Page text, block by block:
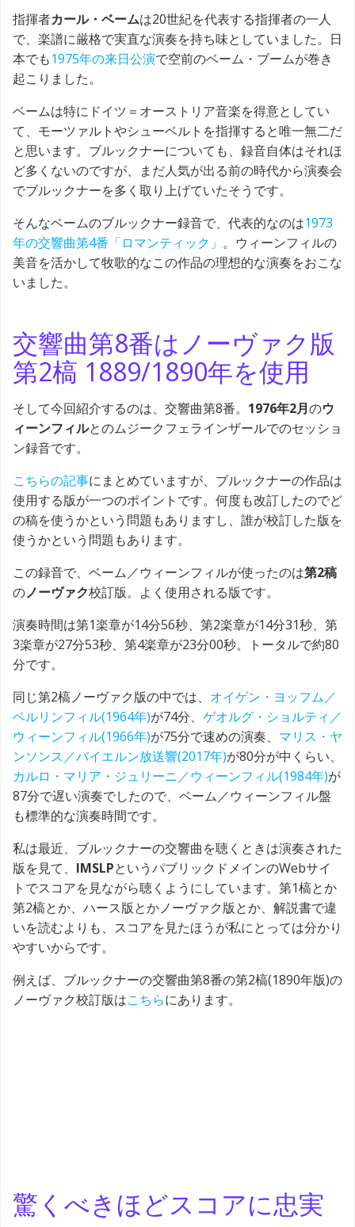
指揮者カール・ベームは20世紀を代表する指揮者の一人
で、楽譜に厳格で実直な演奏を持ち味としていました。日
本でも1975年の来日公演で空前のベーム・ブームが巻き
起こりました。
ベームは特にドイツ＝オーストリア音楽を得意としてい
て、モーツァルトやシューベルトを指揮すると唯一無二だ
と思います。ブルックナーについても、録音自体はそれほ
ど多くないのですが、まだ人気が出る前の時代から演奏会
でブルックナーを多く取り上げていたそうです。
そんなベームのブルックナー録音で、代表的なのは1973
年の交響曲第4番「ロマンティック」 。ウィーンフィルの
美音を活かして牧歌的なこの作品の理想的な演奏をおこな
いました。
交響曲第8番はノーヴァク版
第2槁 1889/1890年を使用
そして今回紹介するのは、交響曲第8番。 1976年2月のウ
ィーンフィルとのムジークフェラインザールでのセッショ
ン録音です。
こちらの記事にまとめていますが、ブルックナーの作品は
使用する版が一つのポイントです。何度も改訂したのでど
の稿を使うかという問題もありますし、誰が校訂した版を
使うかという問題もあります。
この録音で、ベーム／ウィーンフィルが使ったのは第2稿
のノーヴァク校訂版。よく使用される版です。
演奏時間は第1楽章が14分56秒、第2楽章が14分31秒、第
3楽章が27分53秒、第4楽章が23分00秒。トータルで約80
分です。
同じ第2槁ノーヴァク版の中では、 オイゲン・ヨッフム／
ベルリンフィル(1964年)が74分、 ゲオルグ・ショルティ／
ウィーンフィル(1966年)が75分で速めの演奏、 マリス・ヤ
ンソンス／バイエルン放送響(2017年)が80分が中くらい、
カルロ・マリア・ジュリーニ／ウィーンフィル(1984年)が
87分で遅い演奏でしたので、ベーム／ウィーンフィル盤
も標準的な演奏時間です。
私は最近、ブルックナーの交響曲を聴くときは演奏された
版を見て、 IMSLPというパブリックドメインのWebサイ
トでスコアを見ながら聴くようにしています。第1槁とか
第2槁とか、ハース版とかノーヴァク版とか、解説書で違
いを読むよりも、スコアを見たほうが私にとっては分かり
やすいからです。
例えば、ブルックナーの交響曲第8番の第2槁(1890年版)の
ノーヴァク校訂版はこちらにあります。
驚くべきほどスコアに忠実